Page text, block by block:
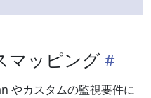
マッピング
やカスタムの監視要件に